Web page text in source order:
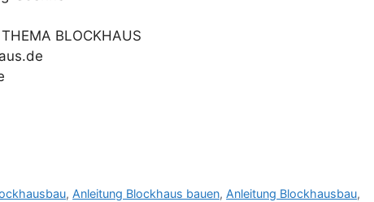
BLOCKHAUS
, Anleitung Blockhaus bauen, Anleitung Blockhausbau,